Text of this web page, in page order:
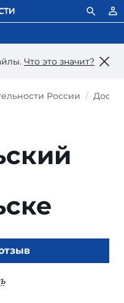
Что это значит?
России